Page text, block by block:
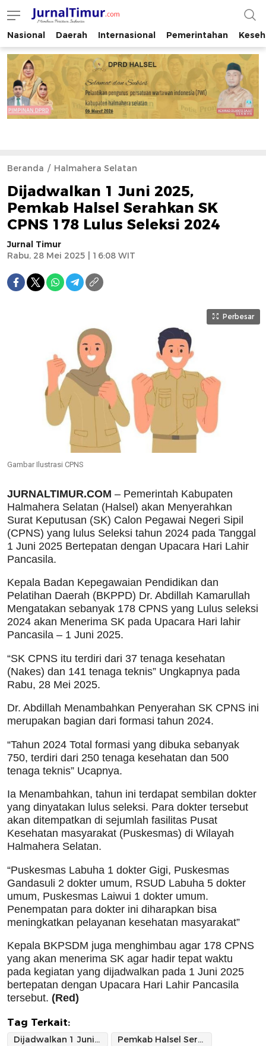
JurnalTimur.com
Membaca Peristiwa Indonesia
Nasional Daerah Internasional Pemerintahan
Beranda Halmahera Selatan
Dijadwalkan 1 Juni 2025,
Pemkab Halsel Serahkan SK
CPNS 178 Lulus Seleksi 2024
Jurnal Timur
Rabu, 28 Mei 2025 | 16:08 WIT
Perbesar
Gambar Ilustrasi CPNS
JURNALTIMUR.COM – Pemerintah Kabupaten
Halmahera Selatan (Halsel) akan Menyerahkan
Surat Keputusan (SK) Calon Pegawai Negeri Sipil
(CPNS) yang lulus Seleksi tahun 2024 pada Tanggal
1 Juni 2025 Bertepatan dengan Upacara Hari Lahir
Pancasila.
Kepala Badan Kepegawaian Pendidikan dan
Pelatihan Daerah (BKPPD) Dr. Abdillah Kamarullah
Mengatakan sebanyak 178 CPNS yang Lulus seleksi
2024 akan Menerima SK pada Upacara Hari lahir
Pancasila – 1 Juni 2025.
“SK CPNS itu terdiri dari 37 tenaga kesehatan
(Nakes) dan 141 tenaga teknis” Ungkapnya pada
Rabu, 28 Mei 2025.
Dr. Abdillah Menambahkan Penyerahan SK CPNS ini
merupakan bagian dari formasi tahun 2024.
“Tahun 2024 Total formasi yang dibuka sebanyak
750, terdiri dari 250 tenaga kesehatan dan 500
tenaga teknis” Ucapnya.
Ia Menambahkan, tahun ini terdapat sembilan dokter
yang dinyatakan lulus seleksi. Para dokter tersebut
akan ditempatkan di sejumlah fasilitas Pusat
Kesehatan masyarakat (Puskesmas) di Wilayah
Halmahera Selatan.
“Puskesmas Labuha 1 dokter Gigi, Puskesmas
Gandasuli 2 dokter umum, RSUD Labuha 5 dokter
umum, Puskesmas Laiwui 1 dokter umum.
Penempatan para dokter ini diharapkan bisa
meningkatkan pelayanan kesehatan masyarakat”
Kepala BKPSDM juga menghimbau agar 178 CPNS
yang akan menerima SK agar hadir tepat waktu
pada kegiatan yang dijadwalkan pada 1 Juni 2025
bertepatan dengan Upacara Hari Lahir Pancasila
tersebut. (Red)
Tag Terkait:
Dijadwalkan 1 Juni 2025 Pemkab Halsel Serahkan SK CPNS 178 Lulus Seleksi 2024